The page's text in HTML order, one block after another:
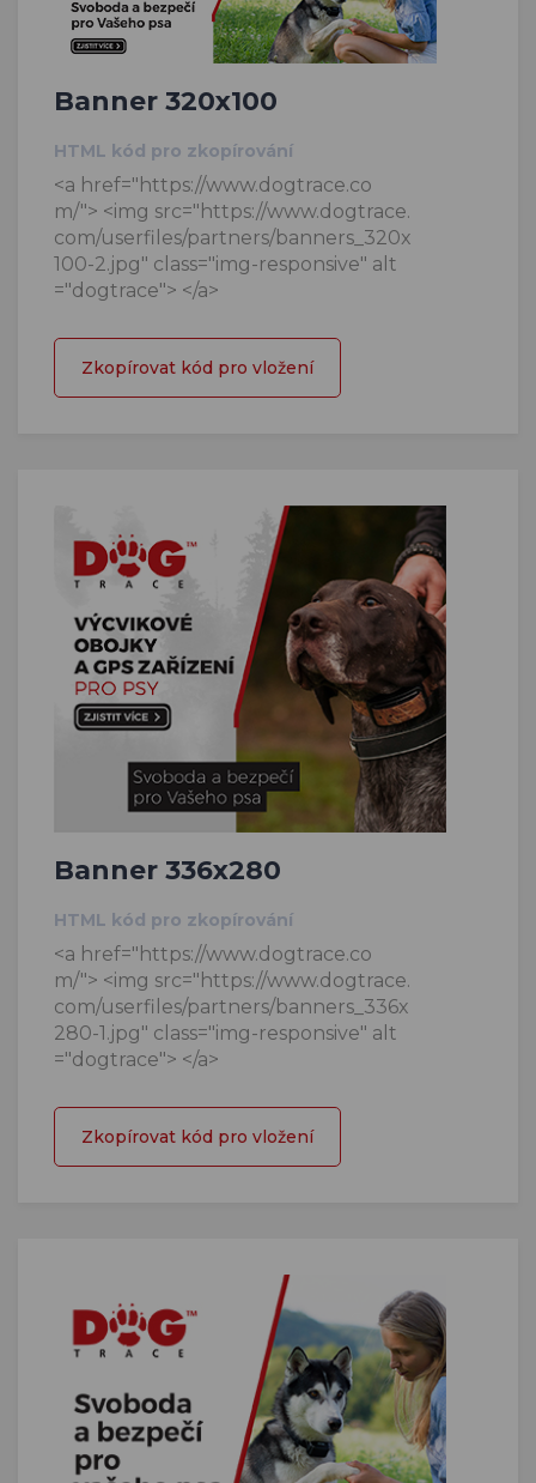
Banner 320x100
HTML kód pro zkopírování
<a href="https://www.dogtrace.co
m/"> <img src="https://www.dogtrace.
com/userfiles/partners/banners_320x
100-2.jpg" class="img-responsive" alt
="dogtrace"> </a>
Zkopírovat kód pro vložení
Banner 336x280
HTML kód pro zkopírování
<a href="https://www.dogtrace.co
m/"> <img src="https://www.dogtrace.
com/userfiles/partners/banners_336x
280-1.jpg" class="img-responsive" alt
="dogtrace"> </a>
Zkopírovat kód pro vložení